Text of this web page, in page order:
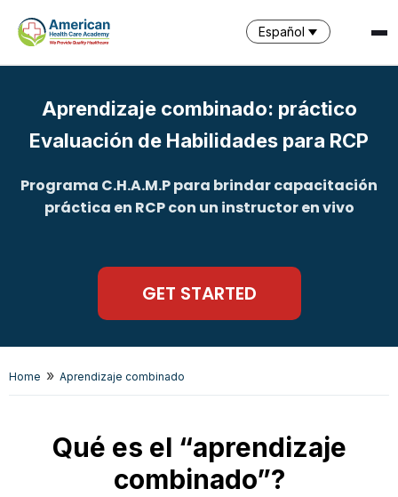
Español
Aprendizaje combinado: práctico
Evaluación de Habilidades para RCP
Programa C.H.A.M.P para brindar capacitación
práctica en RCP con un instructor en vivo
GET STARTED
Home » Aprendizaje combinado
Qué es el “aprendizaje
combinado”?
AI Assistant · AHCA